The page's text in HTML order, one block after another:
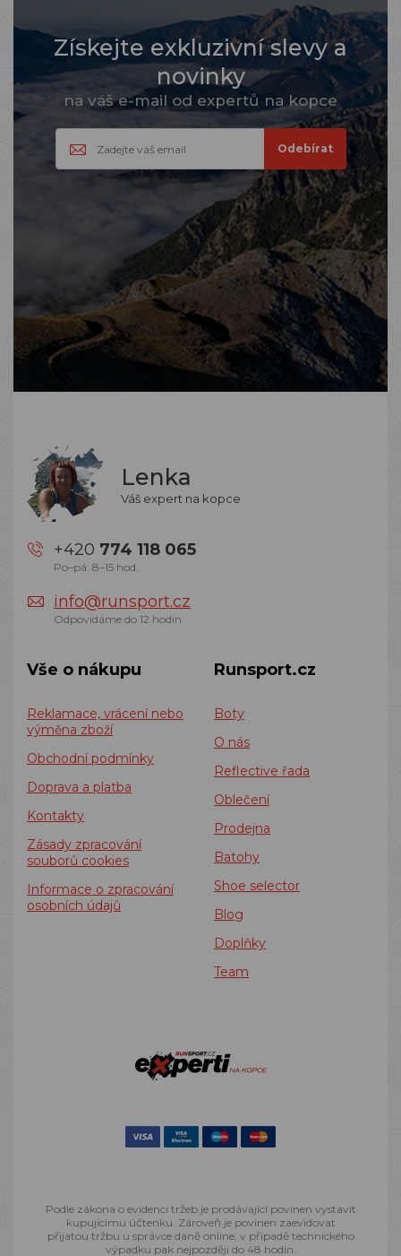
Získejte exkluzivní slevy a
novinky
na váš e-mail od expertů na kopce
Lenka
Váš expert na kopce
+420 774 118 065
Po–pá: 8–15 hod.
info@runsport.cz
Odpovídáme do 12 hodin
Vše o nákupu
Reklamace, vrácení nebo
výměna zboží
Obchodní podmínky
Doprava a platba
Kontakty
Zásady zpracování
souborů cookies
Informace o zpracování
osobních údajů
Runsport.cz
Boty
O nás
Reflective řada
Oblečení
Prodejna
Batohy
Shoe selector
Blog
Doplňky
Team
Podle zákona o evidenci tržeb je prodávající povinen vystavit
kupujícímu účtenku. Zároveň je povinen zaevidovat
přijatou tržbu u správce daně online; v případě technického
výpadku pak nejpozději do 48 hodin.